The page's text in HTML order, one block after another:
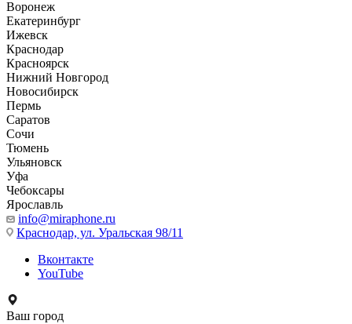
Воронеж
Екатеринбург
Ижевск
Краснодар
Красноярск
Нижний Новгород
Новосибирск
Пермь
Саратов
Сочи
Тюмень
Ульяновск
Уфа
Чебоксары
Ярославль
info@miraphone.ru
Краснодар, ул. Уральская 98/11
Вконтакте
YouTube
Ваш город